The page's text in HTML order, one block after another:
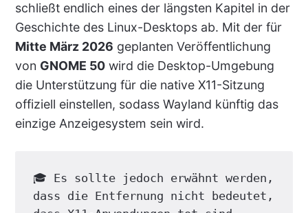
schließt endlich eines der längsten Kapitel in der
Geschichte des Linux-Desktops ab. Mit der für
Mitte März 2026 geplanten Veröffentlichung
von GNOME 50wird die Desktop-Umgebung
die Unterstützung für die native X11-Sitzung
offiziell einstellen, sodass Wayland künftig das
einzige Anzeigesystem sein wird.
🎓 Es sollte jedoch erwähnt werden,
dass die Entfernung nicht bedeutet,